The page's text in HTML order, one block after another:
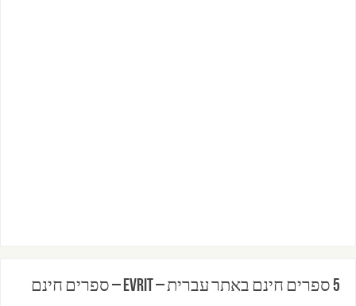
5 ספרים חינם באתר עברית – EVRIT – ספרים חינם